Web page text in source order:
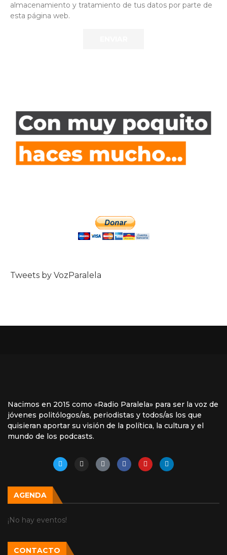
almacenamiento y tratamiento de tus datos por parte de
esta página web.
Tweets by VozParalela
Nacimos en 2015 como «Radio Paralela» para ser la voz de
jóvenes politólogos/as, periodistas y todos/as los que
quisieran aportar su visión de la política, la cultura y el
mundo de los podcasts.
AGENDA
¡No hay eventos!
CONTACTO